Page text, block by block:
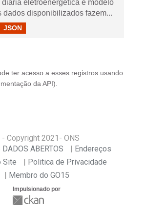
diária eletroenergética e modelo
dados disponibilizados fazem...
JSON
ter acesso a esses registros usando
da API ).
Copyright 2021 - ONS
ABERTOS
Endereços
Site
Politica de Privacidade
Membro do GO15
Impulsionado por